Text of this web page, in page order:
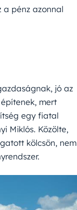
a pénz azonnal
jó az
mert
egy fiatal
Miklós. Közölte,
kölcsön, nem